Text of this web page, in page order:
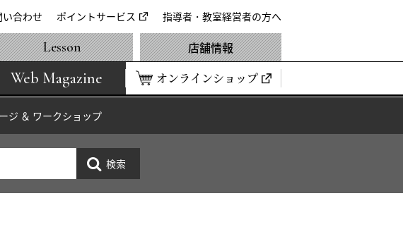
い合わせ ポイントサービス 指導者・教室経営者の方へ
Web Magazine オンラインショップ
Lesson 店舗情報
ジ ＆ ワークショップ